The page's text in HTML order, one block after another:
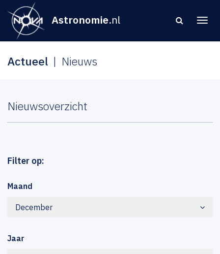
Astronomie.nl
Actueel Nieuws
Nieuwsoverzicht
Filter op:
Maand
December
Jaar